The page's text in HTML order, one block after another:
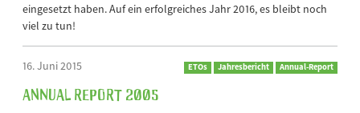
eingesetzt haben. Auf ein erfolgreiches Jahr 2016, es bleibt noch
viel zu tun!
16. Juni 2015 ETOs Jahresbericht Annual-Report
Annual Report 2005